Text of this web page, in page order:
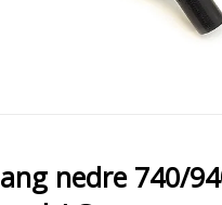
nedre 740/